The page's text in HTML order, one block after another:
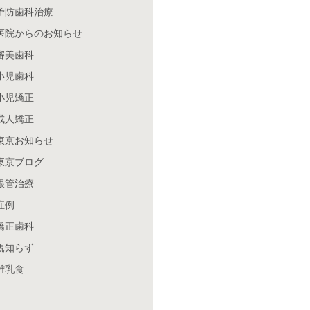
防歯科治療
院からのお知らせ
美歯科
児歯科
児矯正
人矯正
京お知らせ
京ブログ
管治療
例
正歯科
知らず
乳食